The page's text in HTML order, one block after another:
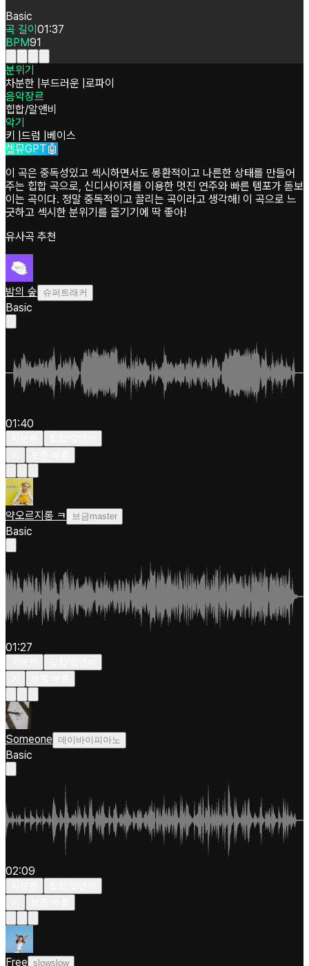
Basic
곡 길이 01:37
BPM91
분위기
차분한 부드러운 로파이
음악장르
힙합/알앤비
악기
키 드럼
베이스
셀뮤GPT🤖
이 곡은 중독성있고 섹시하면서도 몽환적이고 나른한 상태를 만들어
주는 힙합 곡으로, 신디사이저를 이용한 멋진 연주와 빠른 템포가 돋보
이는 곡이다. 정말 중독적이고 끌리는 곡이라고 생각해! 이 곡으로 느
긋하고 섹시한 분위기를 즐기기에 딱 좋아!
유사곡 추천
밤의 숲 슈퍼트래커
Basic
01:40
약오르지롱 ㅋ 브금master
Basic
01:27
Someone 데이바이피아노
Basic
02:09
Free slowslow